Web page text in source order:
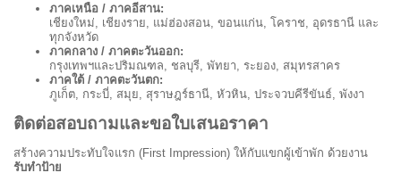
ภาคเหนือ / ภาคอีสาน:
เชียงใหม่, เชียงราย, แม่ฮ่องสอน, ขอนแก่น, โคราช, อุดรธานี และ
ทุกจังหวัด
ภาคกลาง / ภาคตะวันออก:
กรุงเทพฯและปริมณฑล, ชลบุรี, พัทยา, ระยอง, สมุทรสาคร
ภาคใต้ / ภาคตะวันตก:
ภูเก็ต, กระบี่, สมุย, สุราษฎร์ธานี, หัวหิน, ประจวบคีรีขันธ์, พังงา
ติดต่อสอบถามและขอใบเสนอราคา
สร้างความประทับใจแรก (First Impression) ให้กับแขกผู้เข้าพัก ด้วยงาน
รับทำป้าย